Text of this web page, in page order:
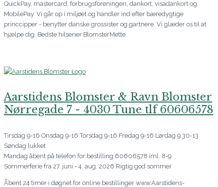
QuickPay, mastercard, forbrugsforeningen, dankort, visadankort og
MobilePay. Vi går op i miljøet og handler ind efter bæredygtige
princcipper - benytter danske grossister og gartnere. Vi glæder os til at
hjælpe dig. Bedste hilsener BlomsterMette
Aarstidens Blomster & Ravn Blomster
Nørregade 7 - 4030 Tune tlf 60606578
Tirsdag 9-16 Onsdag 9-16 Torsdag 9-16 Fredag 9-16 Lørdag 9.30-13
Søndag lukket
Mandag åbent på telefon for bestilling 60606578 iml. 8-9
Sommerferie fra 27. juni - 4. aug. 2026 Rigtig god sommer
Åbent 24 timer i døgnet for online bestillinger www.Aarstidens-